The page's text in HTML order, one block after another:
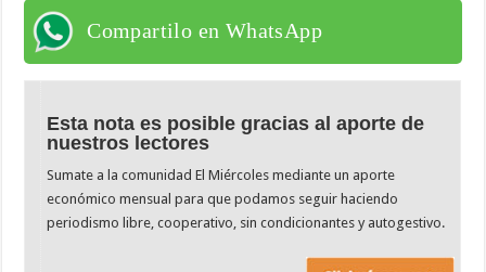
Compartilo en WhatsApp
Esta nota es posible gracias al aporte de
nuestros lectores
Sumate a la comunidad El Miércoles mediante un aporte
económico mensual para que podamos seguir haciendo
periodismo libre, cooperativo, sin condicionantes y autogestivo.